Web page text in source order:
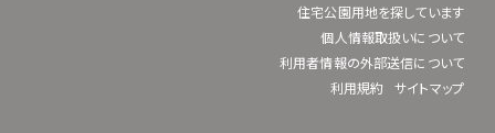
住宅公園用地を探しています
個人情報取扱いについて
利用者情報の外部送信について
利用規約
サイトマップ